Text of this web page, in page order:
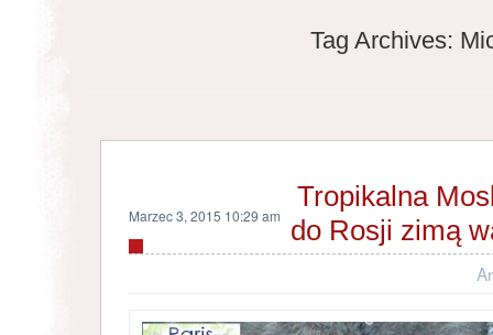
Tag Archives:
Tropikalna
do Rosji zimą
Marzec 3, 2015 10:29 am